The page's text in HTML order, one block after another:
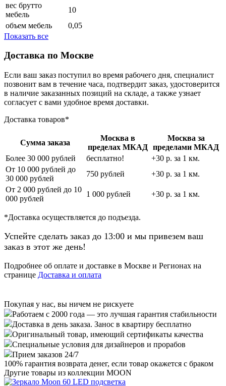
вес брутто
мебель
10
объем мебель
0,05
Показать все
Доставка по Москве
Если ваш заказ поступил во время рабочего дня, специалист
позвонит вам в течение часа, подтвердит заказ, удостоверится
в наличие заказанных позиций на складе, а также узнает
согласует с вами удобное время доставки.
Доставка товаров*
Сумма заказа
Москва в
пределах МКАД
Москва за
пределами МКАД
Более 30 000 рублей
бесплатно!
+30 р. за 1 км.
От 10 000 рублей до
30 000 рублей
750 рублей
+30 р. за 1 км.
От 2 000 рублей до 10
000 рублей
1 000 рублей +30 р. за 1 км.
*Доставка осуществляется до подъезда.
Успейте сделать заказ до 13:00 и мы привезем ваш
заказ в этот же день!
Подробнее об оплате и доставке в Москве и Регионах на
странице Доставка и оплата
Покупая у нас, вы ничем не рискуете
Работаем с 2000 года — это лучшая гарантия стабильности
Доставка в день заказа. Занос в квартиру бесплатно
Оригинальный товар, имеющий сертификаты качества
Специальные условия для дизайнеров и прорабов
Прием заказов 24/7
100% гарантия возврата денег, если товар окажется с браком
Другие товары из коллекции MOON